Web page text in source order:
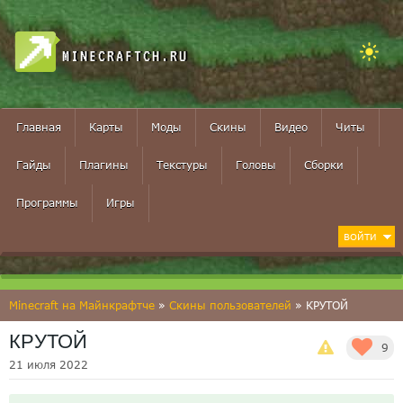
MINECRAFTCH.RU
Главная Карты Моды Скины Видео Читы
Гайды Плагины Текстуры Головы Сборки
Программы Игры
ВОЙТИ
Minecraft на Майнкрафтче » Скины пользователей » КРУТОЙ
9
КРУТОЙ
21 июля 2022